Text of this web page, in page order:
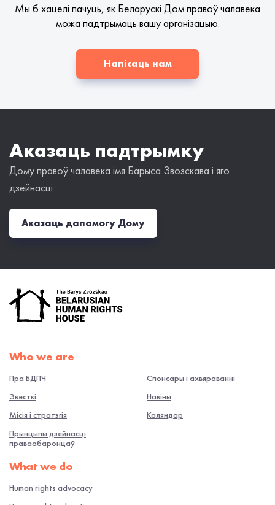
Мы б хацелі пачуць, як Беларускі Дом правоў чалавека
можа падтрымаць вашу арганізацыю.
Напісаць нам
Аказаць падтрымку
Дому правоў чалавека імя Барыса Звозскава і яго
дзейнасці
Аказаць дапамогу Дому
Who we are
Пра БДПЧ
Звесткі
Місія і стратэгія
Прынцыпы дзейнасці
праваабаронцаў
Спонсары і ахвяраванні
Навiны
Каляндар
What we do
Human rights advocacy